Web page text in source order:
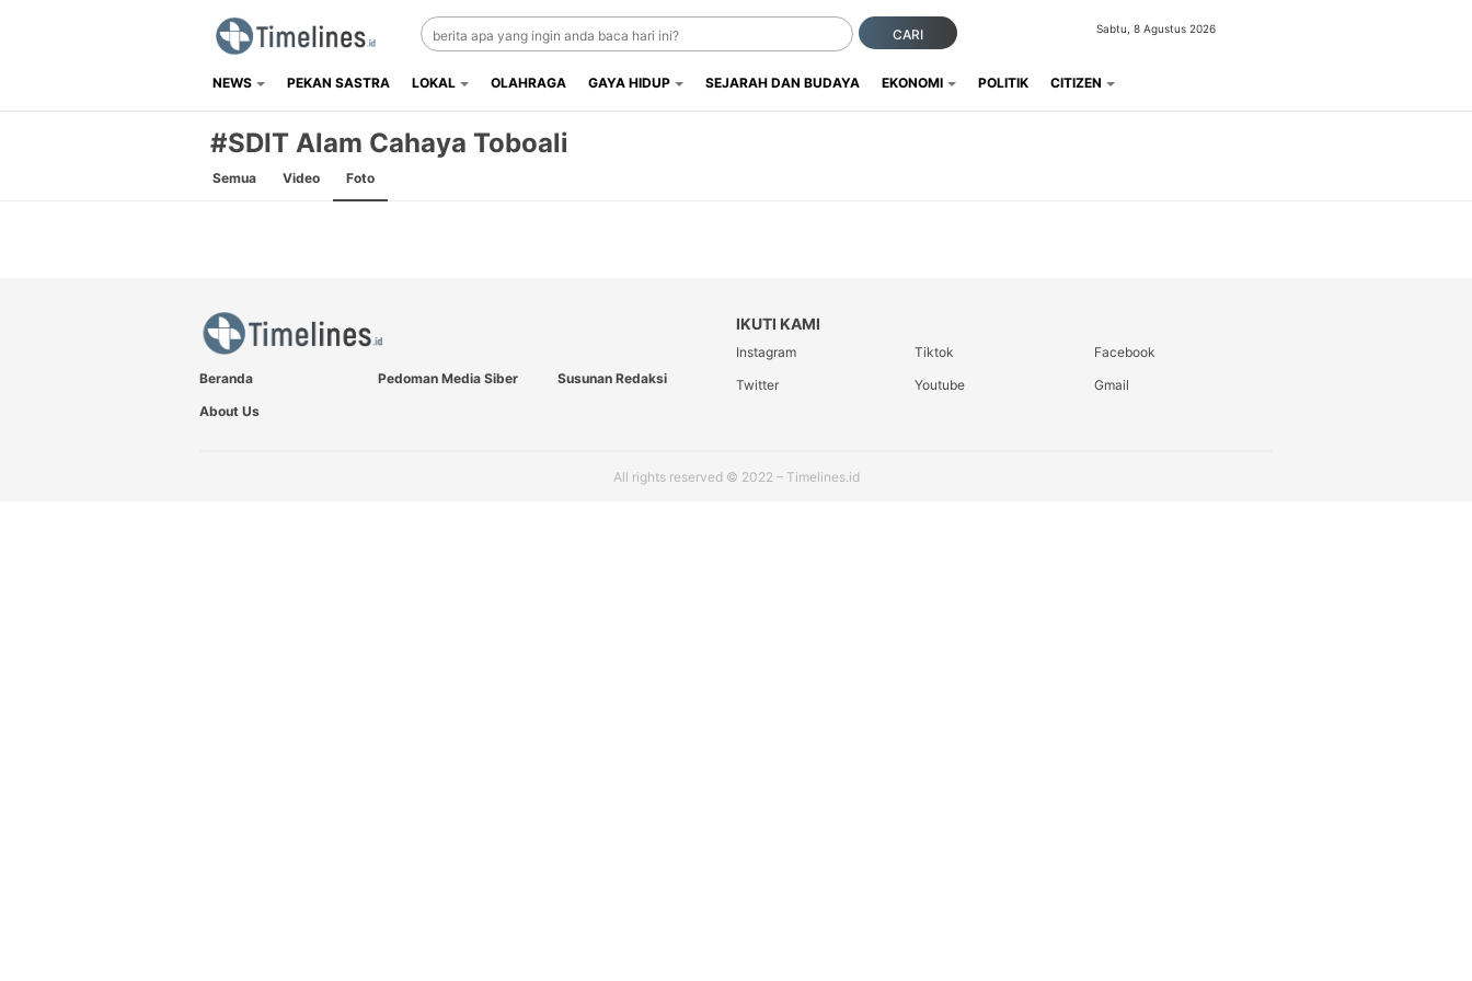
Timelines.id
Media Literasi, Sejarah & Budaya
CARI Sabtu, 8 Agustus 2026
NEWS PEKAN SASTRA LOKAL OLAHRAGA GAYA HIDUP SEJARAH DAN BUDAYA EKONOMI POLITIK CITIZEN
#SDIT Alam Cahaya Toboali
Semua Video Foto
Beranda Pedoman Media Siber
Susunan Redaksi
About Us
IKUTI KAMI
Instagram Tiktok
Facebook
Twitter
Youtube Gmail
All rights reserved © 2022 – Timelines.id